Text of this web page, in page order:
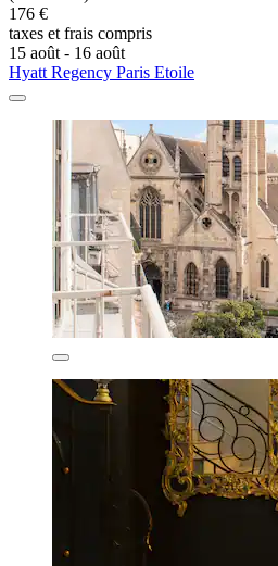
176 €
taxes et frais compris
15 août - 16 août
Hyatt Regency Paris Etoile